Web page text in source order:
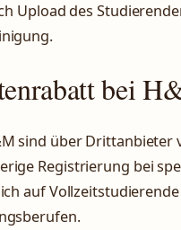
Upload des
bei
sind über Drittanbieter
Registrierung bei
auf